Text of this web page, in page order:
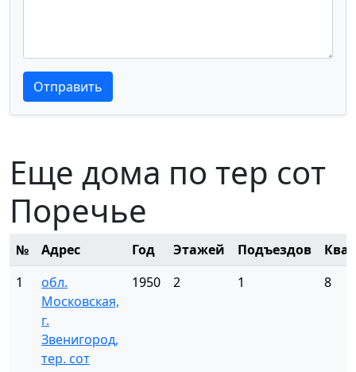
Текст отзыва
Текст отзыва
Отправить
Еще дома по тер сот
Поречье
№ Адрес Год Этажей Подъездов
1
обл.
Московская,
г.
Звенигород,
тер. сот
1950 2 1 8